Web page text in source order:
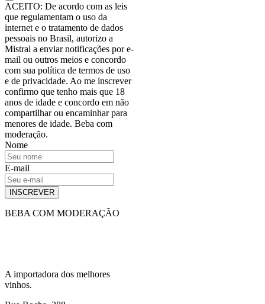
ACEITO: De acordo com as leis
que regulamentam o uso da
internet e o tratamento de dados
pessoais no Brasil, autorizo a
Mistral a enviar notificações por e-
mail ou outros meios e concordo
com sua política de termos de uso
e de privacidade. Ao me inscrever
confirmo que tenho mais que 18
anos de idade e concordo em não
compartilhar ou encaminhar para
menores de idade. Beba com
moderação.
Nome
E-mail
INSCREVER
BEBA COM MODERAÇÃO
A importadora dos melhores
vinhos.